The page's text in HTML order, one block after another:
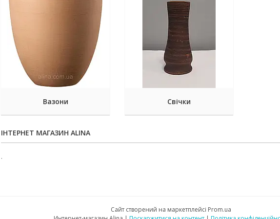
Вазони Свічки
ІНТЕРНЕТ МАГАЗИН ALINA
.
Сайт створений на маркетплейсі Prom.ua